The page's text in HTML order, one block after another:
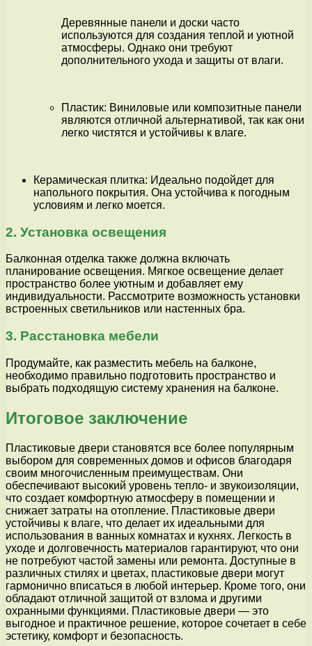
Деревянные панели и доски часто
используются для создания теплой и уютной
атмосферы. Однако они требуют
дополнительного ухода и защиты от влаги.
Пластик: Виниловые или композитные панели
являются отличной альтернативой, так как они
легко чистятся и устойчивы к влаге.
Керамическая плитка: Идеально подойдет для
напольного покрытия. Она устойчива к погодным
условиям и легко моется.
2. Установка освещения
Балконная отделка также должна включать
планирование освещения. Мягкое освещение делает
пространство более уютным и добавляет ему
индивидуальности. Рассмотрите возможность установки
встроенных светильников или настенных бра.
3. Расстановка мебели
Продумайте, как разместить мебель на балконе,
необходимо правильно подготовить пространство и
выбрать подходящую систему хранения на балконе.
Итоговое заключение
Пластиковые двери становятся все более популярным
выбором для современных домов и офисов благодаря
своим многочисленным преимуществам. Они
обеспечивают высокий уровень тепло- и звукоизоляции,
что создает комфортную атмосферу в помещении и
снижает затраты на отопление. Пластиковые двери
устойчивы к влаге, что делает их идеальными для
использования в ванных комнатах и кухнях. Легкость в
уходе и долговечность материалов гарантируют, что они
не потребуют частой замены или ремонта. Доступные в
различных стилях и цветах, пластиковые двери могут
гармонично вписаться в любой интерьер. Кроме того, они
обладают отличной защитой от взлома и другими
охранными функциями. Пластиковые двери — это
выгодное и практичное решение, которое сочетает в себе
эстетику, комфорт и безопасность.